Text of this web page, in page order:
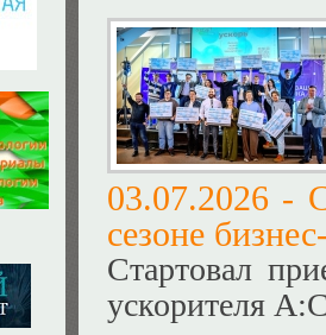
03.07.2026 -
сезоне
Стартовал
ускорителя